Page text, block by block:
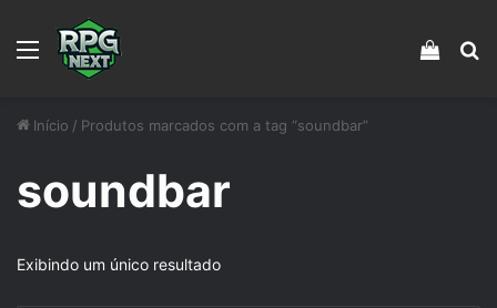
Menu Veja
Início / Produtos marcados com a tag “soundbar”
soundbar
Exibindo um único resultado